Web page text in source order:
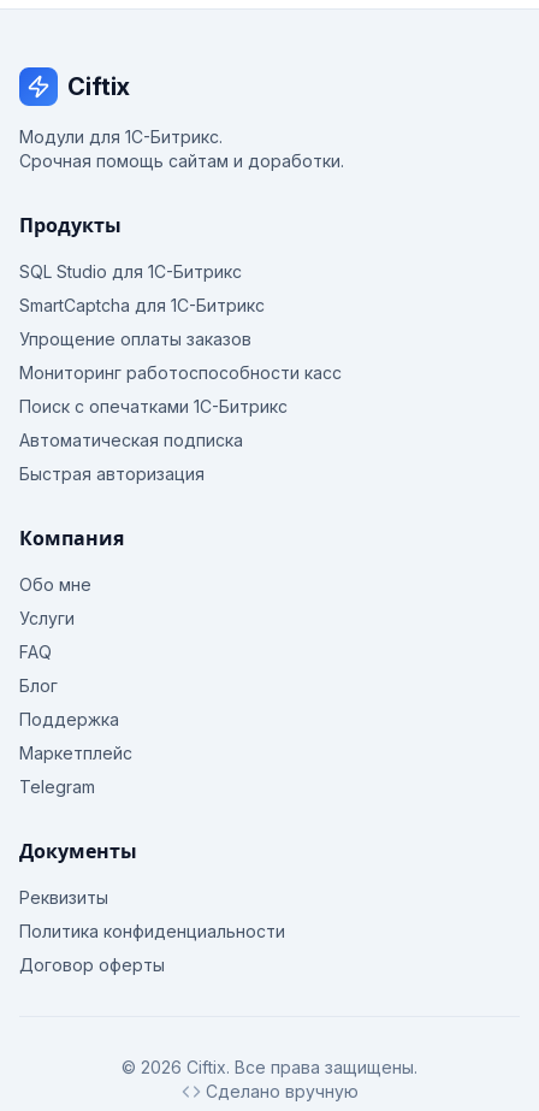
Ciftix
Модули для 1С-Битрикс.
Срочная помощь сайтам и доработки.
Продукты
SQL Studio для 1С-Битрикс
SmartCaptcha для 1С-Битрикс
Упрощение оплаты заказов
Мониторинг работоспособности касс
Поиск с опечатками 1С-Битрикс
Автоматическая подписка
Быстрая авторизация
Компания
Обо мне
Услуги
FAQ
Блог
Поддержка
Маркетплейс
Telegram
Документы
Реквизиты
Политика конфиденциальности
Договор оферты
© 2026 Ciftix. Все права защищены.
Сделано вручную